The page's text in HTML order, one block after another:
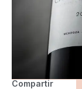
Compartir